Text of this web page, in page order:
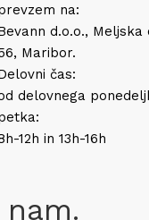
na:
d.o.o., Meljska
Maribor.
čas:
delovnega
12h in 13h-16h